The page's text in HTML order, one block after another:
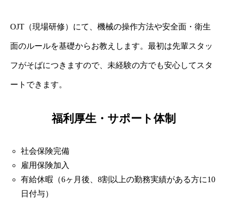
OJT（現場研修）にて、機械の操作方法や安全面・衛生
面のルールを基礎からお教えします。最初は先輩スタッ
フがそばにつきますので、未経験の方でも安心してスタ
ートできます。
福利厚生・サポート体制
社会保険完備
雇用保険加入
有給休暇（6ヶ月後、8割以上の勤務実績がある方に10
日付与）